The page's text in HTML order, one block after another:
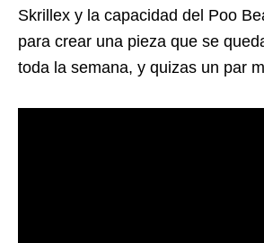
Skrillex y la capacidad del Poo
para crear una pieza que se
toda la semana, y quizas un par